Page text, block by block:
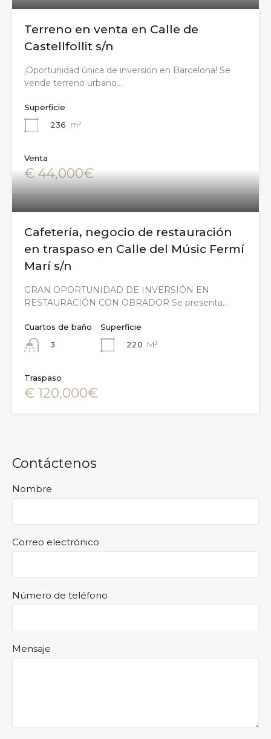
Terreno en venta en Calle de
Castellfollit s/n
¡Oportunidad única de inversión en Barcelona! Se
vende terreno urbano…
Superficie
236 m²
Venta
€ 44,000€
Cafetería, negocio de restauración
en traspaso en Calle del Músic Fermí
Marí s/n
GRAN OPORTUNIDAD DE INVERSIÓN EN
RESTAURACIÓN CON OBRADOR Se presenta…
Cuartos de baño
3
Superficie
220 M²
Traspaso
€ 120,000€
Contáctenos
Nombre
Correo electrónico
Número de teléfono
Mensaje